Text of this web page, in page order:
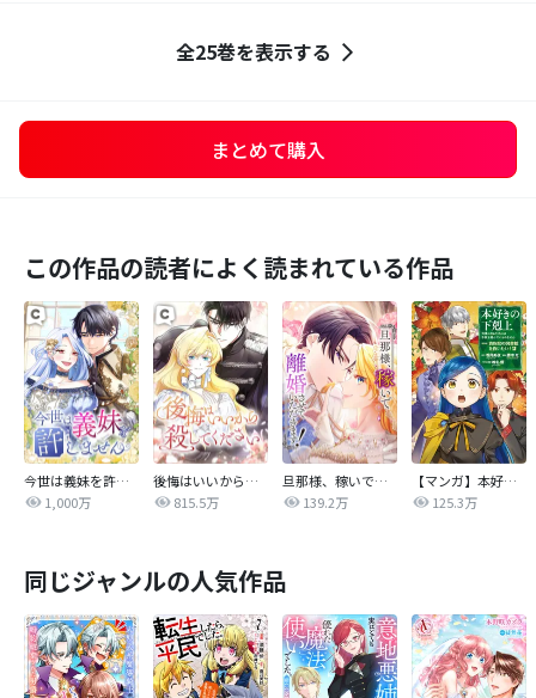
全25巻を表示する
まとめて購入
この作品の読者によく読まれている作品
今世は義妹を許しません
1,000万
後悔はいいから殺してください
815.5万
旦那様、稼いで離婚させていただきます！
139.2万
【マンガ】本好きの下剋上 第四部
125.3万
同じジャンルの人気作品